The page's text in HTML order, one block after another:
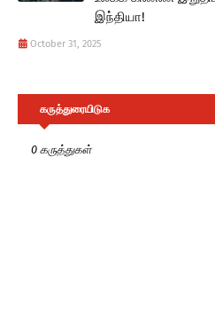
இந்தியா!
October 31, 2025
கருத்துரையிடுக
0 கருத்துகள்